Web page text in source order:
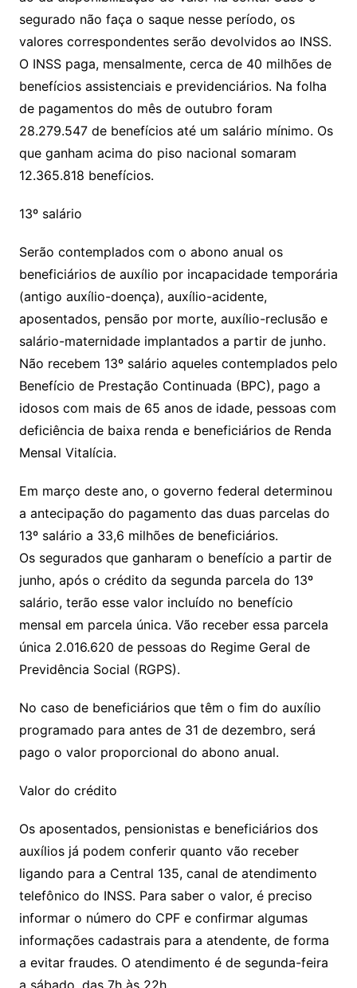
segurado não faça o saque nesse período, os
valores correspondentes serão devolvidos ao INSS.
O INSS paga, mensalmente, cerca de 40 milhões de
benefícios assistenciais e previdenciários. Na folha
de pagamentos do mês de outubro foram
28.279.547 de benefícios até um salário mínimo. Os
que ganham acima do piso nacional somaram
12.365.818 benefícios.
13º salário
Serão contemplados com o abono anual os
beneficiários de auxílio por incapacidade temporária
(antigo auxílio-doença), auxílio-acidente,
aposentados, pensão por morte, auxílio-reclusão e
salário-maternidade implantados a partir de junho.
Não recebem 13º salário aqueles contemplados pelo
Benefício de Prestação Continuada (BPC), pago a
idosos com mais de 65 anos de idade, pessoas com
deficiência de baixa renda e beneficiários de Renda
Mensal Vitalícia.
Em março deste ano, o governo federal determinou
a antecipação do pagamento das duas parcelas do
13º salário a 33,6 milhões de beneficiários.
Os segurados que ganharam o benefício a partir de
junho, após o crédito da segunda parcela do 13º
salário, terão esse valor incluído no benefício
mensal em parcela única. Vão receber essa parcela
única 2.016.620 de pessoas do Regime Geral de
Previdência Social (RGPS).
No caso de beneficiários que têm o fim do auxílio
programado para antes de 31 de dezembro, será
pago o valor proporcional do abono anual.
Valor do crédito
Os aposentados, pensionistas e beneficiários dos
auxílios já podem conferir quanto vão receber
ligando para a Central 135, canal de atendimento
telefônico do INSS. Para saber o valor, é preciso
informar o número do CPF e confirmar algumas
informações cadastrais para a atendente, de forma
a evitar fraudes. O atendimento é de segunda-feira